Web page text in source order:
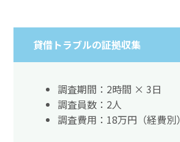
貸借トラブルの証拠収集
調査期間：2時間 × 3日
調査員数：2人
調査費用：18万円（経費別）